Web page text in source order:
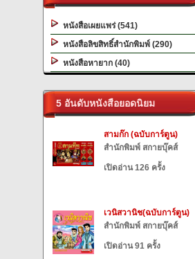
หนังสือเผยแพร่ (541)
หนังสือลิขสิทธิ์สำนักพิมพ์ (290)
หนังสือหายาก (40)
5 อันดับหนังสือยอดนิยม
สามก๊ก (ฉบับการ์ตูน)
สำนักพิมพ์ สกายบุ๊คส์
เปิดอ่าน 126 ครั้ง
เวนิสวานิช(ฉบับการ์ตูน)
สำนักพิมพ์ สกายบุ๊คส์
เปิดอ่าน 91 ครั้ง